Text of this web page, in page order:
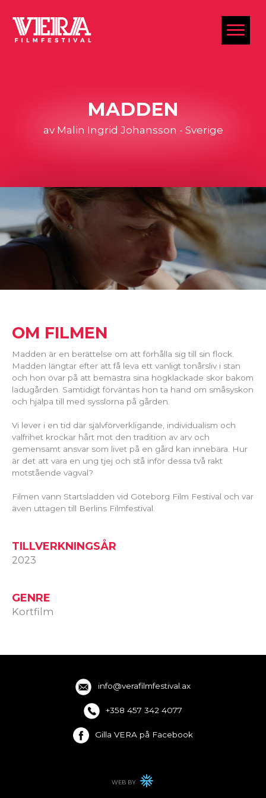
MADDEN
av Malin Ingrid Johansson - Sverige
OM FILMEN
Madden är en berättelse om att förhålla sig till sin flock.
Madden längtar efter att få leva ett vanligt tonårsliv i stan
och hon övar på att bemästra sina högklackade skor bakom
ladugården. Samtidigt förväntas hon ta hand om småsyskon
och hjälpa till med sysslorna på gården.
Vi lever i en tid där självförverkligande, individualism och
valfrihet krockar hårt mot den tradition av arv och
gemensamt ansvar som livet på en gård kan innebära. Hur
är det att vara en ung tjej och stå inför dessa två rakt
motstående vägval?
Filmen vann Startsladden vid Göteborg Film Festival och var
även uttagen till Berlins Filmfestival.
TILLVERKNINGSÅR
2023
GENRE
Kortfilm
info@verafilmfestival.ax
+358 457 342 4077
Gilla VERA på Facebook
WEB BY